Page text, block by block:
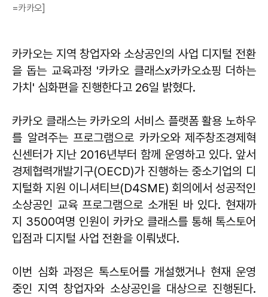
=카카오]
카카오는 지역 창업자와 소상공인의 사업 디지털 전환
을 돕는 교육과정 '카카오 클래스x카카오쇼핑 더하는
가치' 심화편을 진행한다고 26일 밝혔다.
카카오 클래스는 카카오의 서비스 플랫폼 활용 노하우
를 알려주는 프로그램으로 카카오와 제주창조경제혁
신센터가 지난 2016년부터 함께 운영하고 있다. 앞서
경제협력개발기구(OECD)가 진행하는 중소기업의 디
지털화 지원 이니셔티브(D4SME) 회의에서 성공적인
소상공인 교육 프로그램으로 소개된 바 있다. 현재까
지 3500여명 인원이 카카오 클래스를 통해 톡스토어
입점과 디지털 사업 전환을 이뤄냈다.
이번 심화 과정은 톡스토어를 개설했거나 현재 운영
중인 지역 창업자와 소상공인을 대상으로 진행된다.